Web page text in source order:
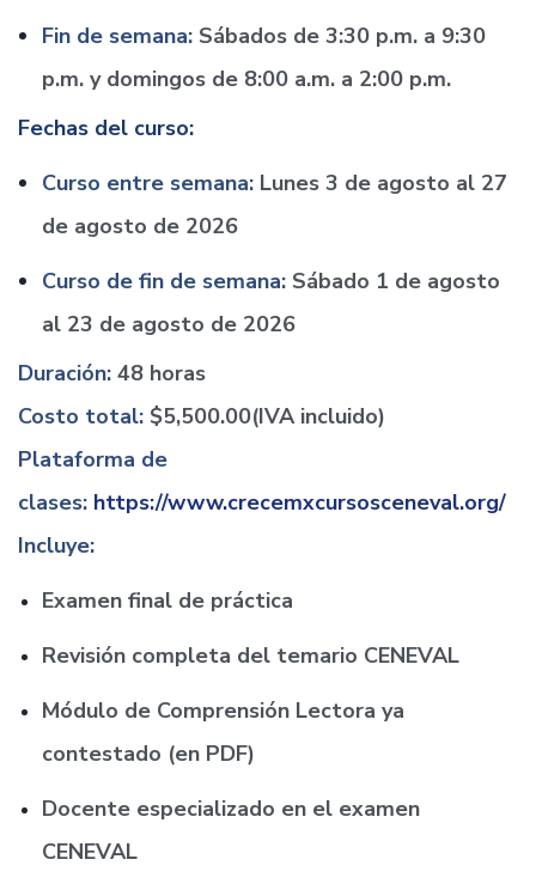
Fin de semana: Sábados de 3:30 p.m. a 9:30
p.m. y domingos de 8:00 a.m. a 2:00 p.m.
Fechas del curso:
Curso entre semana: Lunes 3 de agosto al 27
de agosto de 2026
Curso de fin de semana: Sábado 1 de agosto
al 23 de agosto de 2026
Duración: 48 horas
Costo total: $5,500.00(IVA incluido)
Plataforma de
clases: https://www.crecemxcursosceneval.org/
Incluye:
Examen final de práctica
Revisión completa del temario CENEVAL
Módulo de Comprensión Lectora ya
contestado (en PDF)
Docente especializado en el examen
CENEVAL